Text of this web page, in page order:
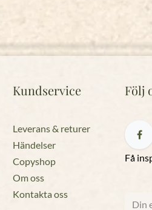
Kundservice
Leverans & returer
Händelser
Copyshop
Om oss
Kontakta oss
Följ
Få